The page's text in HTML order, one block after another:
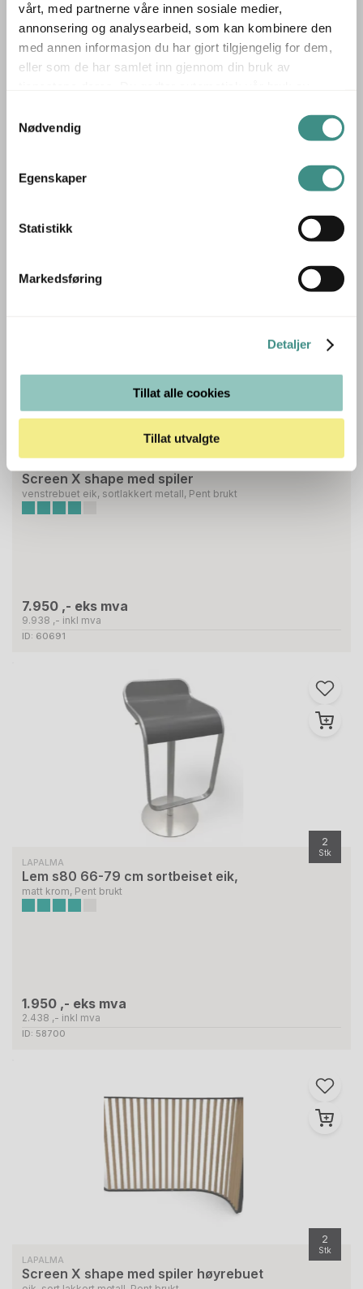
vårt, med partnerne våre innen sosiale medier,
annonsering og analysearbeid, som kan kombinere den
med annen informasjon du har gjort tilgjengelig for dem,
eller som de har samlet inn gjennom din bruk av
Nødvendig
Egenskaper
Statistikk
Markedsføring
Detaljer
Tillat alle cookies
Tillat utvalgte
3
LAPALMA
1.869 ,- inkl mva
Screen X shape med spiler
venstrebuet eik, sortlakkert metall, Pent brukt
7.950 ,- eks mva
9.938 ,- inkl mva
ID: 60691
2
Stk
LAPALMA
Lem s80 66-79 cm sortbeiset eik,
matt krom, Pent brukt
1.950 ,- eks mva
2.438 ,- inkl mva
ID: 58700
2
Stk
LAPALMA
Screen X shape med spiler høyrebuet